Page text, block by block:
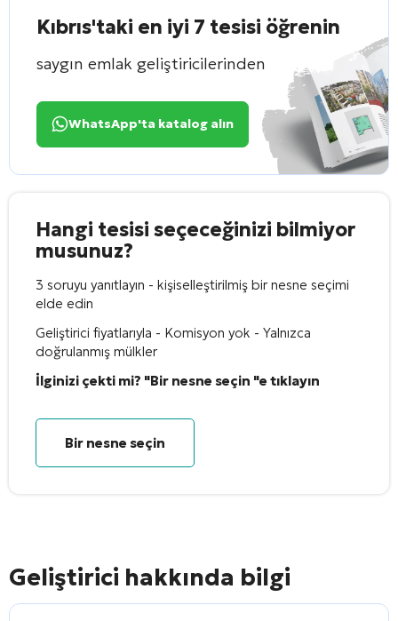
Kıbrıs'taki en iyi 7 tesisi öğrenin
saygın emlak geliştiricilerinden
WhatsApp'ta katalog alın
Hangi tesisi seçeceğinizi bilmiyor
musunuz?
3 soruyu yanıtlayın - kişiselleştirilmiş bir nesne seçimi
elde edin
Geliştirici fiyatlarıyla - Komisyon yok - Yalnızca
doğrulanmış mülkler
İlginizi çekti mi? "Bir nesne seçin "e tıklayın
Bir nesne seçin
Geliştirici hakkında bilgi